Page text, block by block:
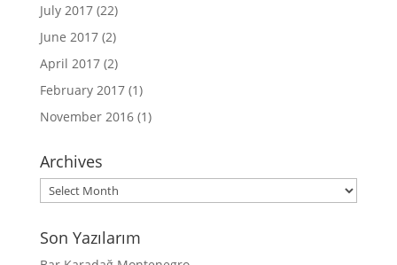
July 2017(22)
June 2017(2)
April 2017(2)
February 2017(1)
November 2016(1)
Archives
Archives
Son Yazılarım